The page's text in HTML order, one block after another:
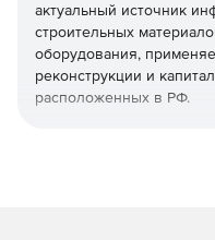
актуальный источник
строительных
оборудования,
реконструкции и
расположенных в РФ.